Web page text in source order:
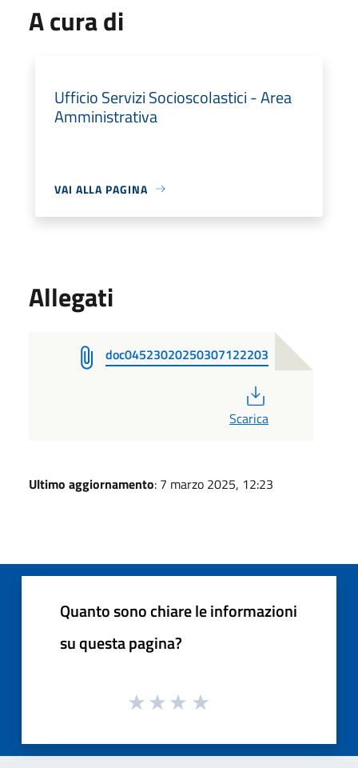
A cura di
Ufficio Servizi Socioscolastici - Area
Amministrativa
VAI ALLA PAGINA
Allegati
doc04523020250307122203
Scarica
Ultimo aggiornamento: 7 marzo 2025, 12:23
Quanto sono chiare le informazioni
su questa pagina?